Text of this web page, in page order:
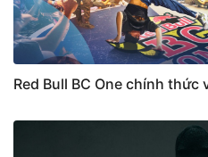
Red Bull BC One chính thức